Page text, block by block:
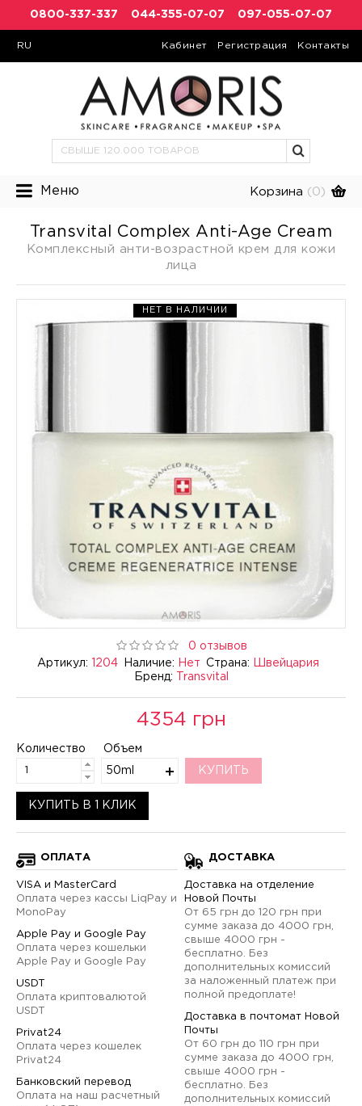
0800-337-337 044-355-07-07 097-055-07-07
RU Кабинет Регистрация Контакты
Меню Корзина (0)
Transvital Complex Anti-Age Cream
Комплексный анти-возрастной крем для кожи
лица
НЕТ В НАЛИЧИИ
Артикул: 1204 Наличие: Нет Страна:
Швейцария
Бренд:
Transvital
0 отзывов
4354 грн
Количество Объем
50ml КУПИТЬ
КУПИТЬ В 1 КЛИК
ОПЛАТА
VISA и MasterCard
Оплата через кассы LiqPay и
MonoPay
Apple Pay и Google Pay
Оплата через кошельки
Apple Pay и Google Pay
USDT
Оплата криптовалютой
USDT
Privat24
Оплата через кошелек
Privat24
Банковский перевод
Оплата на наш расчетный
ДОСТАВКА
Доставка на отделение
Новой Почты
От 65 грн до 120 грн при
сумме заказа до 4000 грн,
свыше 4000 грн -
бесплатно. Без
дополнительных комиссий
за наложенный платеж при
полной предоплате!
Доставка в почтомат Новой
Почты
От 60 грн до 110 грн при
сумме заказа до 4000 грн,
свыше 4000 грн -
бесплатно. Без
дополнительных комиссий